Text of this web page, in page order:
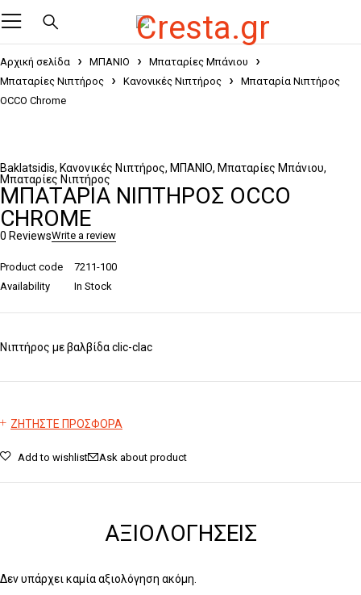
Αρχική σελίδα ΜΠΑΝΙΟ
Μπαταρίες Μπάνιου
Μπαταρίες Νιπτήρος
Κανονικές Νιπτήρος
Μπαταρία Νιπτήρος
OCCO Chrome
Baklatsidis, Κανονικές Νιπτήρος, ΜΠΑΝΙΟ, Μπαταρίες Μπάνιου,
Μπαταρίες Νιπτήρος
ΜΠΑΤΑΡΊΑ ΝΙΠΤΉΡΟΣ OCCO
CHROME
0 ReviewsWrite a review
Product code
7211-100
Availability
In Stock
Νιπτήρος με βαλβίδα clic-clac
ΖΗΤΗΣΤΕ ΠΡΟΣΦΟΡΑ
Add to wishlist Ask about product
ΑΞΙΟΛΟΓΉΣΕΙΣ
Δεν υπάρχει καμία αξιολόγηση ακόμη.